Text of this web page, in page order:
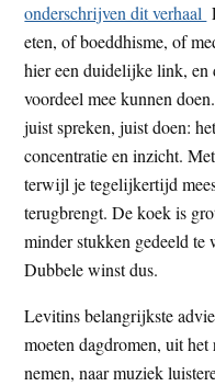
onderschrijven dit verhaal
eten, of boeddhisme, of
hier een duidelijke link,
voordeel mee kunnen
juist spreken, juist doen:
concentratie en inzicht.
terwijl je tegelijkertijd
terugbrengt. De koek is
minder stukken gedeeld
Dubbele winst dus.
Levitins belangrijkste
moeten dagdromen, uit het
nemen, naar muziek